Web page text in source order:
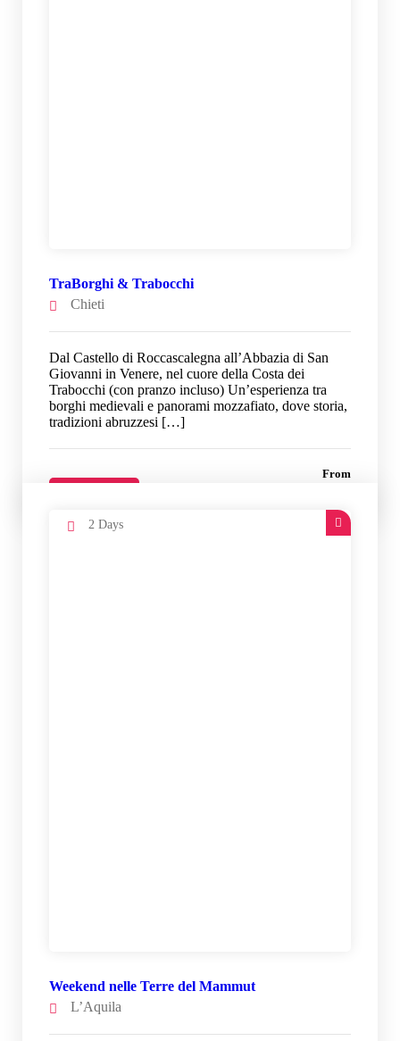
TraBorghi & Trabocchi
Chieti
Dal Castello di Roccascalegna all’Abbazia di San
Giovanni in Venere, nel cuore della Costa dei
Trabocchi (con pranzo incluso) Un’esperienza tra
borghi medievali e panorami mozzafiato, dove storia,
tradizioni abruzzesi […]
From
2 Days
Weekend nelle Terre del Mammut
L’Aquila